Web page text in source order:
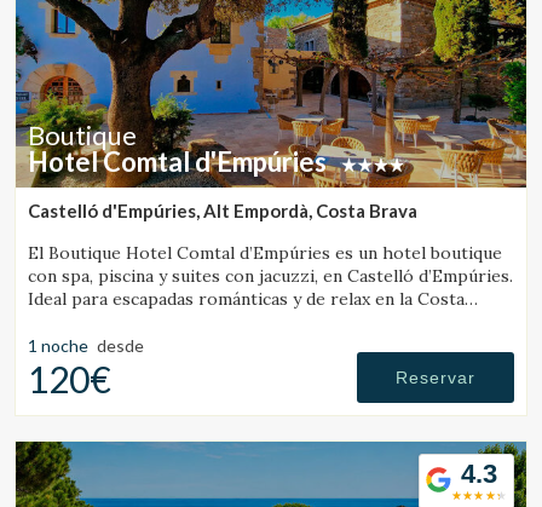
Boutique
Hotel Comtal d'Empúries
Castelló d'Empúries, Alt Empordà, Costa Brava
El Boutique Hotel Comtal d’Empúries es un hotel boutique
con spa, piscina y suites con jacuzzi, en Castelló d’Empúries.
Ideal para escapadas románticas y de relax en la Costa
1 noche desde
120€ Reservar
4.3